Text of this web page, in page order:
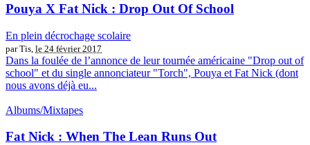
Pouya X Fat Nick : Drop Out Of School
En plein décrochage scolaire
par Tis, le 24 février 2017
Dans la foulée de l’annonce de leur tournée américaine "Drop out of
school" et du single annonciateur "Torch", Pouya et Fat Nick (dont
nous avons déjà eu...
Albums/Mixtapes
Fat Nick : When The Lean Runs Out